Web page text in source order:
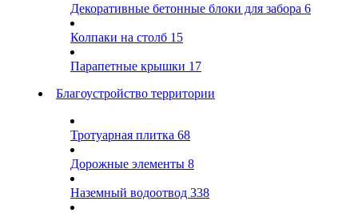
Декоративные бетонные блоки для забора 6
Колпаки на столб 15
Парапетные крышки 17
Благоустройство территории
Тротуарная плитка 68
Дорожные элементы 8
Наземный водоотвод 338